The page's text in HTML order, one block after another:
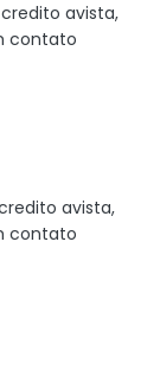
avista,
contato
avista,
contato